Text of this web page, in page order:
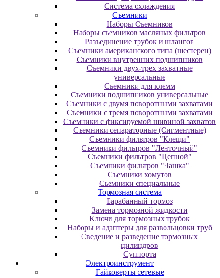
Система охлаждения
Съемники
Наборы Съемников
Наборы съемников масляных фильтров
Разъединение трубок и шлангов
Съемники американского типа (шестерен)
Съемники внутренних подшипников
Съемники двух-трех захватные
универсальные
Съемники для клемм
Съемники подшипников универсальные
Съемники с двумя поворотными захватами
Съемники с тремя поворотными захватами
Съемники с фиксируемой шириной захватов
Съемники сепараторные (Сигментные)
Съемники фильтров "Клещи"
Съемники фильтров "Ленточный"
Съемники фильтров "Цепной"
Съемники фильтров "Чашка"
Съемники хомутов
Сьемники специальные
Тормозная система
Барабанный тормоз
Замена тормозной жидкости
Ключи для тормозных трубок
Наборы и адаптеры для развольцовки труб
Сведение и разведение тормозных
цилиндров
Суппорта
Электроинструмент
Гайковерты сетевые